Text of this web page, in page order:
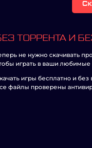
ТОРРЕНТА И
не нужно скачивать
играть в ваши любимые
игры бесплатно и
файлы проверены